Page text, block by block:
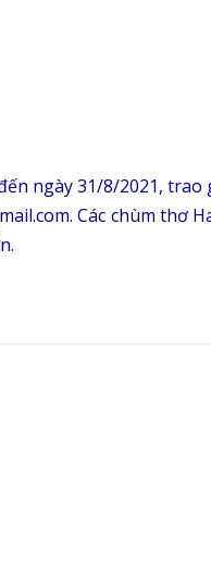
ngày 31/8/2021,
Các chùm